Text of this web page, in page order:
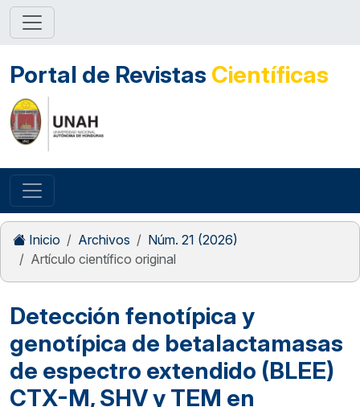
Portal de Revistas Científicas
Inicio Archivos
Núm. 21 (2026)
Artículo científico original
Detección fenotípica y
genotípica de betalactamasas
de espectro extendido (BLEE)
CTX-M, SHV y TEM en